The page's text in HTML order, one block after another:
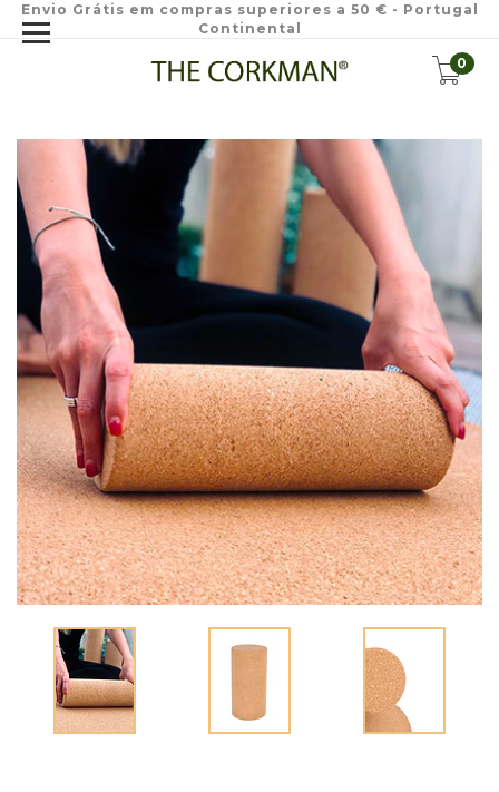
Envio Grátis em compras superiores a 50 € - Portugal
Continental
0